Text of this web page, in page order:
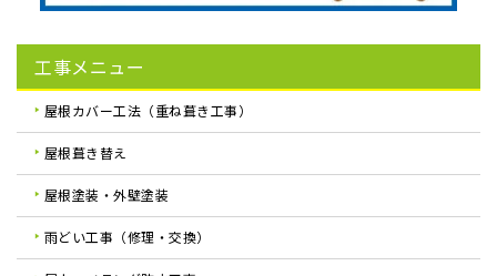
工事メニュー
屋根カバー工法（重ね葺き工事）
屋根葺き替え
屋根塗装・外壁塗装
雨どい工事（修理・交換）